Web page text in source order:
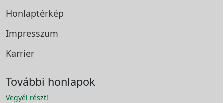
Honlaptérkép
Impresszum
Karrier
További honlapok
Vegyél részt!